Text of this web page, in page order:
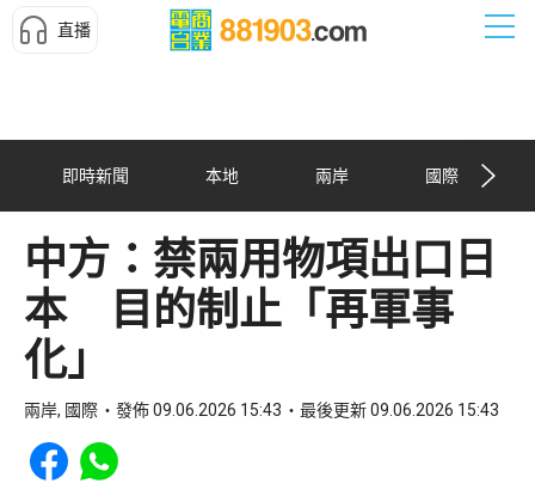
直播
即時新聞 本地 兩岸 國際
中方：禁兩用物項出口日
本 目的制止「再軍事
化」
兩岸, 國際 發佈 09.06.2026 15:43 最後更新 09.06.2026 15:43
Share to Facebook
Share to WhatsApp